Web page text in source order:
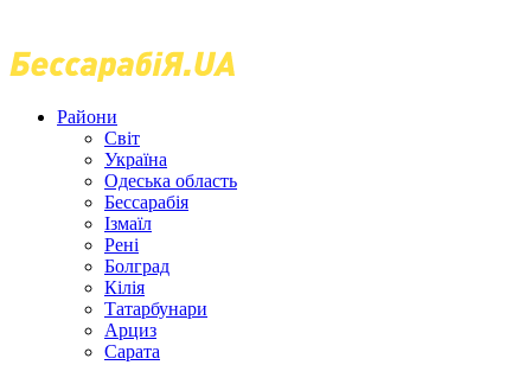
Райони
Світ
Україна
Одеська область
Бессарабія
Ізмаїл
Рені
Болград
Кілія
Татарбунари
Арциз
Сарата